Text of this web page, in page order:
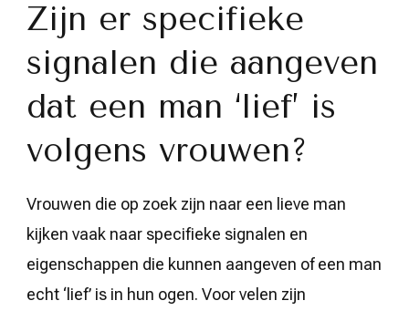
Zijn er specifieke
signalen die aangeven
dat een man ‘lief’ is
volgens vrouwen?
Vrouwen die op zoek zijn naar een lieve man
kijken vaak naar specifieke signalen en
eigenschappen die kunnen aangeven of een man
echt ‘lief’ is in hun ogen. Voor velen zijn